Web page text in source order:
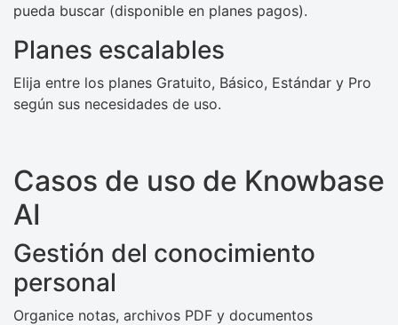
pueda buscar (disponible en planes pagos).
Planes escalables
Elija entre los planes Gratuito, Básico, Estándar y Pro
según sus necesidades de uso.
Casos de uso de Knowbase
AI
Gestión del conocimiento
personal
Organice notas, archivos PDF y documentos